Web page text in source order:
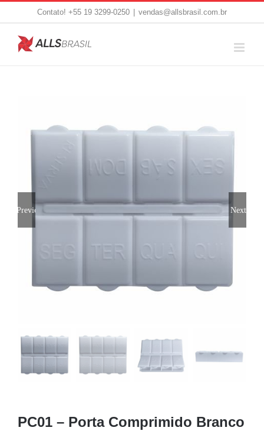
content
Contato! +55 19 3299-0250 vendas@allsbrasil.com.br
Previous Next
PC01 – Porta Comprimido Branco